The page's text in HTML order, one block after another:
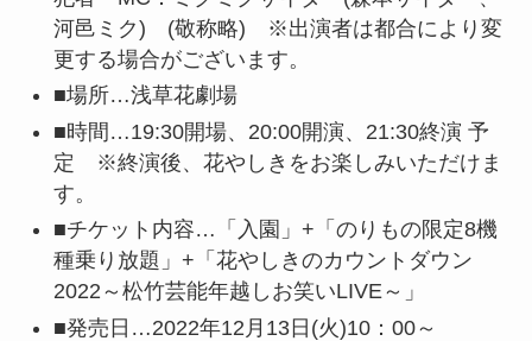
河邑ミク) (敬称略) ※出演者は都合により変
更する場合がございます。
■場所…浅草花劇場
■時間…19:30開場、20:00開演、21:30終演 予
定 ※終演後、花やしきをお楽しみいただけま
す。
■チケット内容…「入園」+「のりもの限定8機
種乗り放題」+「花やしきのカウントダウン
2022～松竹芸能年越しお笑いLIVE～」
■発売日…2022年12月13日(火)10：00～